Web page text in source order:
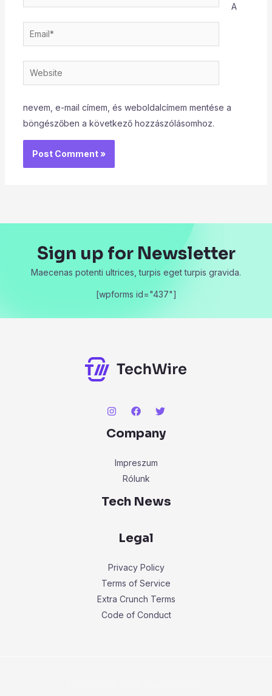
Email*
Website
A
nevem, e-mail címem, és weboldalcímem mentése a
böngészőben a következő hozzászólásomhoz.
Sign up for Newsletter
Maecenas potenti ultrices, turpis eget turpis gravida.
[wpforms id="437"]
Company
Impreszum
Rólunk
Tech News
Legal
Privacy Policy
Terms of Service
Extra Crunch Terms
Code of Conduct